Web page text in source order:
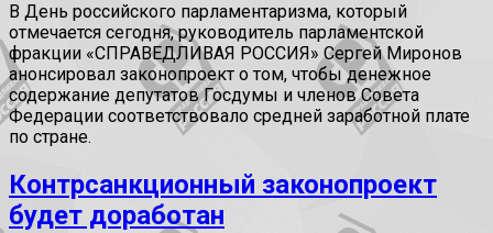
В День российского парламентаризма, который
отмечается сегодня, руководитель парламентской
фракции «СПРАВЕДЛИВАЯ РОССИЯ» Сергей Миронов
анонсировал законопроект о том, чтобы денежное
содержание депутатов Госдумы и членов Совета
Федерации соответствовало средней заработной плате
по стране.
Контрсанкционный законопроект
будет доработан